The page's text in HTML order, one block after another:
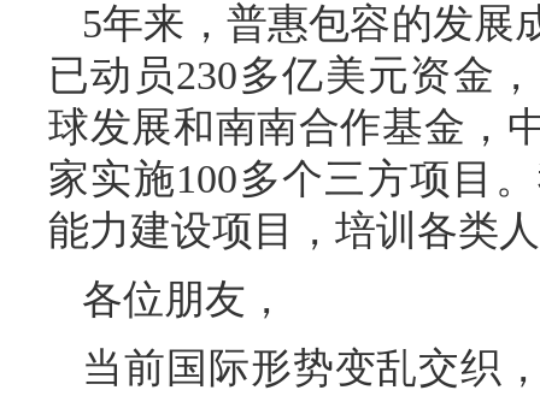
5年来，普惠包容的发展
已动员230多亿美元资金
球发展和南南合作基金，
家实施100多个三方项目
能力建设项目，培训各类
各位朋友，
当前国际形势变乱交织